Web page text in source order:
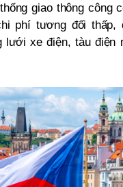
giao thông công
phí tương đối thấp,
lưới xe điện, tàu điện